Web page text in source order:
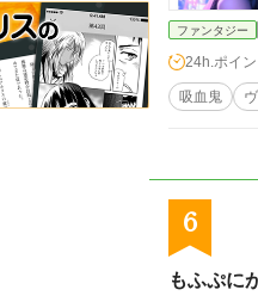
ファンタジー
24h.ポイン
吸血鬼
6
もふぷに